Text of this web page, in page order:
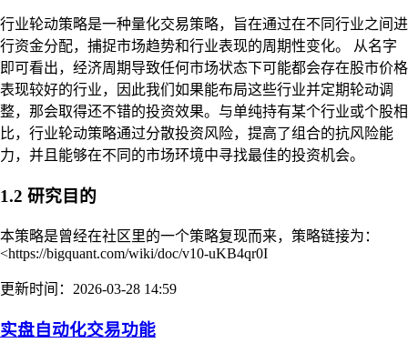
行业轮动策略是一种量化交易策略，旨在通过在不同行业之间进
行资金分配，捕捉市场趋势和行业表现的周期性变化。 从名字
即可看出，经济周期导致任何市场状态下可能都会存在股市价格
表现较好的行业，因此我们如果能布局这些行业并定期轮动调
整，那会取得还不错的投资效果。与单纯持有某个行业或个股相
比，行业轮动策略通过分散投资风险，提高了组合的抗风险能
力，并且能够在不同的市场环境中寻找最佳的投资机会。
1.2 研究目的
本策略是曾经在社区里的一个策略复现而来，策略链接为：
<https://bigquant.com/wiki/doc/v10-uKB4qr0I
更新时间：2026-03-28 14:59
实盘自动化交易功能